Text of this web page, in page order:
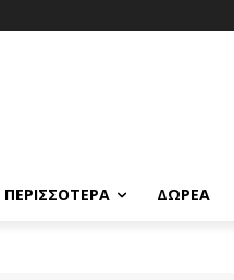
ΠΕΡΙΣΣΟΤΕΡΑ ΔΩΡΕΆ